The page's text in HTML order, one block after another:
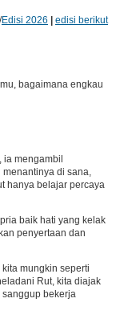
/Edisi 2026
edisi berikut
bagaimana engkau
mengambil
di sana,
hanya belajar percaya
baik hati yang kelak
penyertaan dan
mungkin seperti
Rut, kita diajak
sanggup bekerja